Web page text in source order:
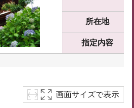
所在地
指定内容
画面サイズで表示